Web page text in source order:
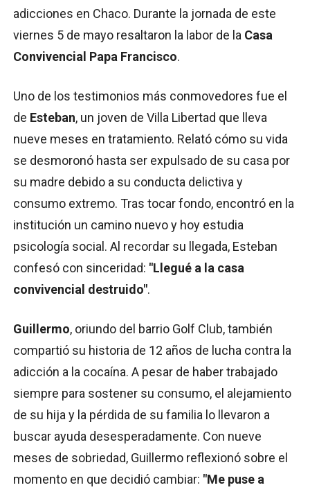
adicciones en Chaco. Durante la jornada de este
viernes 5 de mayo resaltaron la labor de la Casa
Convivencial Papa Francisco.
Uno de los testimonios más conmovedores fue el
de Esteban, un joven de Villa Libertad que lleva
nueve meses en tratamiento. Relató cómo su vida
se desmoronó hasta ser expulsado de su casa por
su madre debido a su conducta delictiva y
consumo extremo. Tras tocar fondo, encontró en la
institución un camino nuevo y hoy estudia
psicología social. Al recordar su llegada, Esteban
confesó con sinceridad: "Llegué a la casa
convivencial destruido".
Guillermo, oriundo del barrio Golf Club, también
compartió su historia de 12 años de lucha contra la
adicción a la cocaína. A pesar de haber trabajado
siempre para sostener su consumo, el alejamiento
de su hija y la pérdida de su familia lo llevaron a
buscar ayuda desesperadamente. Con nueve
meses de sobriedad, Guillermo reflexionó sobre el
momento en que decidió cambiar: "Me puse a